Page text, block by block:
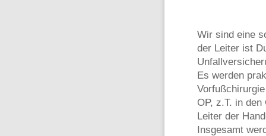
Wir sind eine
der Leiter ist
Es werden
OP, z.T. in
Leiter der
Insgesamt